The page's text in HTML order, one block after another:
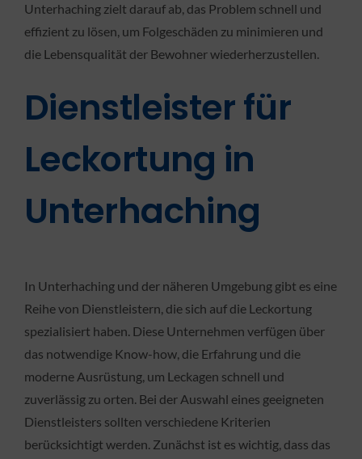
Unterhaching zielt darauf ab, das Problem schnell und
effizient zu lösen, um Folgeschäden zu minimieren und
die Lebensqualität der Bewohner wiederherzustellen.
Dienstleister für
Leckortung in
Unterhaching
In Unterhaching und der näheren Umgebung gibt es eine
Reihe von Dienstleistern, die sich auf die Leckortung
spezialisiert haben. Diese Unternehmen verfügen über
das notwendige Know-how, die Erfahrung und die
moderne Ausrüstung, um Leckagen schnell und
zuverlässig zu orten. Bei der Auswahl eines geeigneten
Dienstleisters sollten verschiedene Kriterien
berücksichtigt werden. Zunächst ist es wichtig, dass das